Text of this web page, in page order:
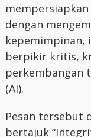
dengan
kepemimpinan,
berpikir kritis,
perkembangan
(AI).
Pesan tersebut
bertajuk